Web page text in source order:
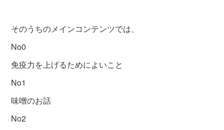
そのうちのメインコンテンツでは、
No0
免疫力を上げるためによいこと
No1
味噌のお話
No2